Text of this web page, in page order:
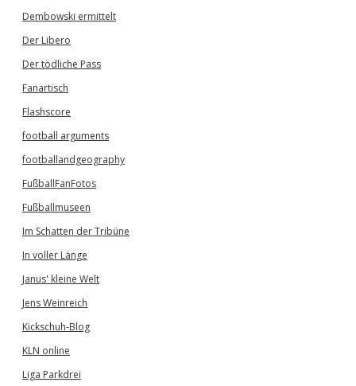
Dembowski ermittelt
Der Libero
Der tödliche Pass
Fanartisch
Flashscore
football arguments
footballandgeography
FußballFanFotos
Fußballmuseen
Im Schatten der Tribüne
In voller Länge
Janus' kleine Welt
Jens Weinreich
Kickschuh-Blog
KLN online
Liga Parkdrei